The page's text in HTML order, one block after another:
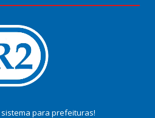
sistema para prefeituras!